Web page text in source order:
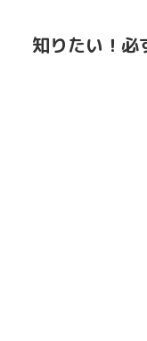
知りたい！必